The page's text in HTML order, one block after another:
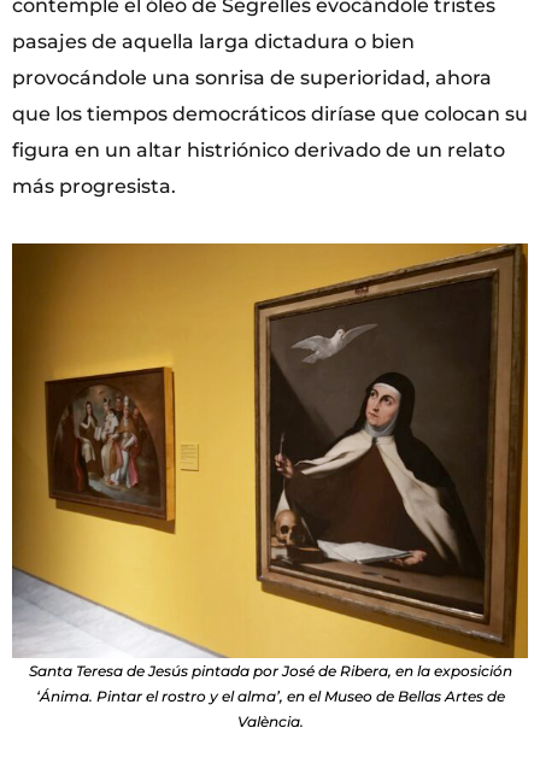
contemple el óleo de Segrelles evocándole tristes
pasajes de aquella larga dictadura o bien
provocándole una sonrisa de superioridad, ahora
que los tiempos democráticos diríase que colocan su
figura en un altar histriónico derivado de un relato
más progresista.
Santa Teresa de Jesús pintada por José de Ribera, en la exposición
‘Ánima. Pintar el rostro y el alma’, en el Museo de Bellas Artes de
València.